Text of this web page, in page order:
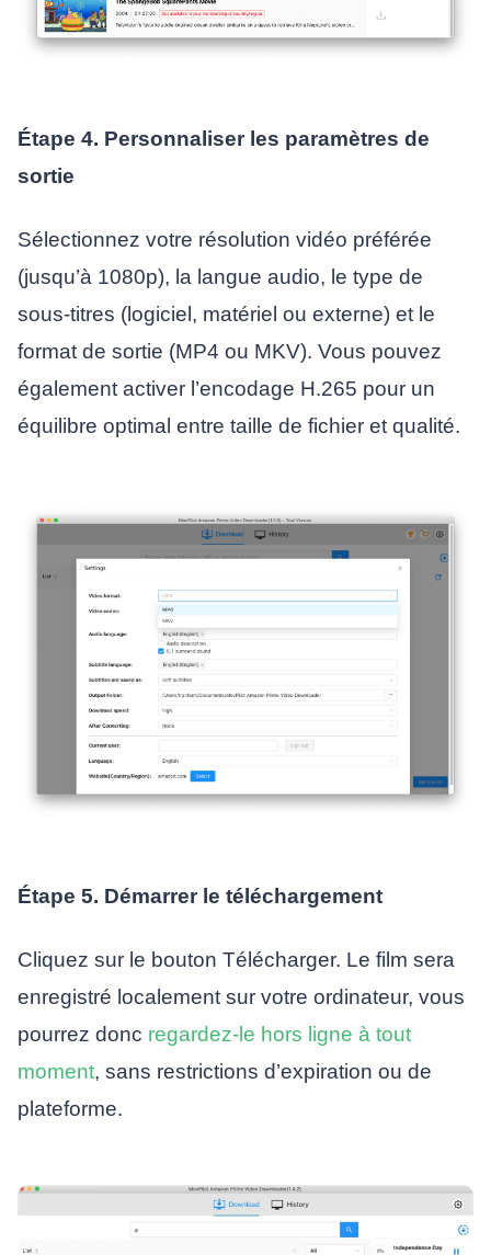
Étape 4. Personnaliser les paramètres de
sortie
Sélectionnez votre résolution vidéo préférée
(jusqu’à 1080p), la langue audio, le type de
sous-titres (logiciel, matériel ou externe) et le
format de sortie (MP4 ou MKV). Vous pouvez
également activer l’encodage H.265 pour un
équilibre optimal entre taille de fichier et qualité.
Étape 5. Démarrer le téléchargement
Cliquez sur le bouton Télécharger. Le film sera
enregistré localement sur votre ordinateur, vous
pourrez donc regardez-le hors ligne à tout
moment, sans restrictions d’expiration ou de
plateforme.